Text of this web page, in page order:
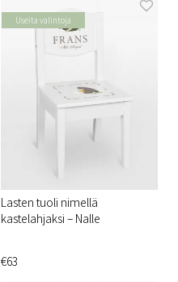
Useita valintoja
Lasten tuoli nimellä
kastelahjaksi – Nalle
€63